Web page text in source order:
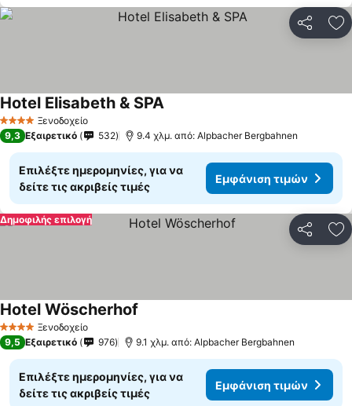
4 ΑστέριαΞενοδοχείο
Hotel Elisabeth & SPA
9,3 Εξαιρετικό 532 9.4 χλμ. από: Alpbacher Bergbahnen
Επιλέξτε ημερομηνίες, για να
δείτε τις ακριβείς τιμές
Εμφάνιση τιμών
Δημοφιλής επιλογή
4 ΑστέριαΞενοδοχείο
Hotel Wöscherhof
9,5 Εξαιρετικό 976 9.1 χλμ. από: Alpbacher Bergbahnen
Επιλέξτε ημερομηνίες, για να
δείτε τις ακριβείς τιμές
Εμφάνιση τιμών